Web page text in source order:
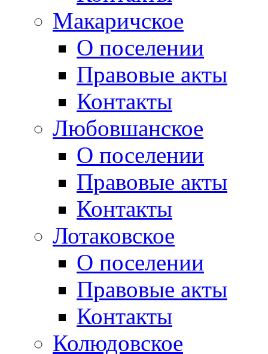
Макаричское
О поселении
Правовые акты
Контакты
Любовшанское
О поселении
Правовые акты
Контакты
Лотаковское
О поселении
Правовые акты
Контакты
Колюдовское